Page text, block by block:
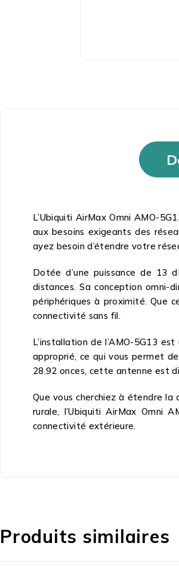
L’Ubiquiti AirMax Omni AMO-
aux besoins exigeants des
ayez besoin d’étendre votre
Dotée d’une puissance de 13
distances. Sa conception
périphériques à proximité. Que
connectivité sans fil.
L’installation de l’AMO-5G13
approprié, ce qui vous permet
28.92 onces, cette antenne est
Que vous cherchiez à étendre
rurale, l’Ubiquiti AirMax Omni
connectivité extérieure.
Produits similaires